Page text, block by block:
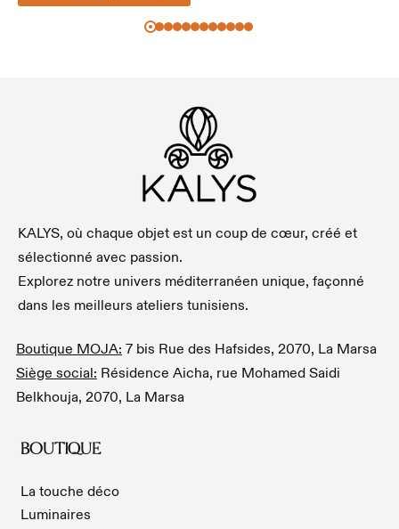
KALYS, où chaque objet est un coup de cœur, créé et
sélectionné avec passion.
Explorez notre univers méditerranéen unique, façonné
dans les meilleurs ateliers tunisiens.
Boutique MOJA: 7 bis Rue des Hafsides, 2070, La Marsa
Siège social: Résidence Aicha, rue Mohamed Saidi
Belkhouja, 2070, La Marsa
BOUTIQUE
La touche déco
Luminaires